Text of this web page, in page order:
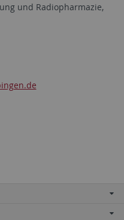
und Radiopharmazie,